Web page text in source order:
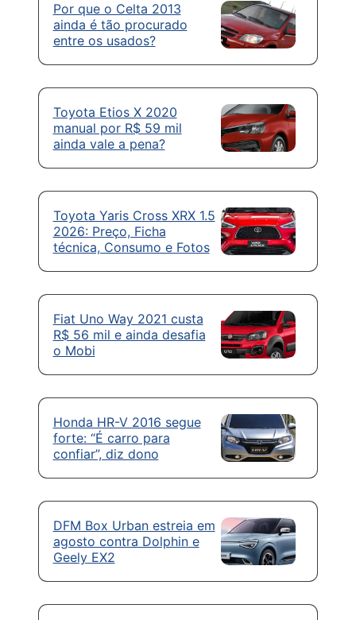
Por que o Celta 2013
ainda é tão procurado
entre os usados?
Toyota Etios X 2020
manual por R$ 59 mil
ainda vale a pena?
Toyota Yaris Cross XRX 1.5
2026: Preço, Ficha
técnica, Consumo e Fotos
Fiat Uno Way 2021 custa
R$ 56 mil e ainda desafia
o Mobi
Honda HR-V 2016 segue
forte: “É carro para
confiar”, diz dono
DFM Box Urban estreia em
agosto contra Dolphin e
Geely EX2